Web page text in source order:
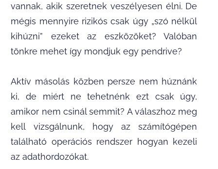
vannak, akik szeretnek veszélyesen élni. De
mégis mennyire rizikós csak úgy „szó nélkül
kihúzni” ezeket az eszközöket? Valóban
tönkre mehet így mondjuk egy pendrive?
Aktív másolás közben persze nem húznánk
ki, de miért ne tehetnénk ezt csak úgy,
amikor nem csinál semmit? A válaszhoz meg
kell vizsgálnunk, hogy az számítógépen
található operációs rendszer hogyan kezeli
az adathordozókat.